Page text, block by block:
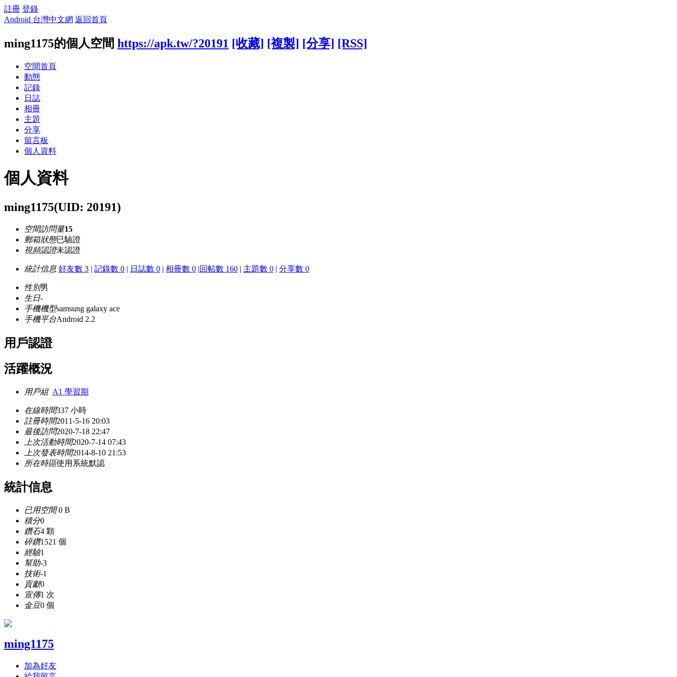
註冊 登錄
Android 台灣中文網 返回首頁
ming1175的個人空間 https://apk.tw/?20191 [收藏] [複製] [分享] [RSS]
空間首頁
動態
記錄
日誌
相冊
主題
分享
留言板
個人資料
個人資料
ming1175(UID: 20191)
空間訪問量15
郵箱狀態已驗證
視頻認證未認證
統計信息 好友數 3 | 記錄數 0 | 日誌數 0 | 相冊數 0 |回帖數 160 | 主題數 0 | 分享數 0
性別男
生日-
手機機型samsung galaxy ace
手機平台Android 2.2
用戶認證
活躍概況
用戶組 A1 學習期
在線時間337 小時
註冊時間2011-5-16 20:03
最後訪問2020-7-18 22:47
上次活動時間2020-7-14 07:43
上次發表時間2014-8-10 21:53
所在時區使用系統默認
統計信息
已用空間0 B
積分0
鑽石4 顆
碎鑽1521 個
經驗1
幫助-3
技術-1
貢獻0
宣傳1 次
金豆0 個
ming1175
加為好友